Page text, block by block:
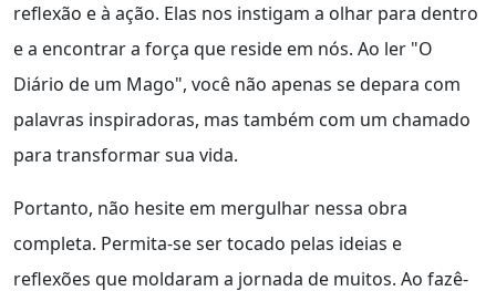
reflexão e à ação. Elas nos instigam a olhar para dentro
e a encontrar a força que reside em nós. Ao ler "O
Diário de um Mago", você não apenas se depara com
palavras inspiradoras, mas também com um chamado
para transformar sua vida.
Portanto, não hesite em mergulhar nessa obra
completa. Permita-se ser tocado pelas ideias e
reflexões que moldaram a jornada de muitos. Ao fazê-